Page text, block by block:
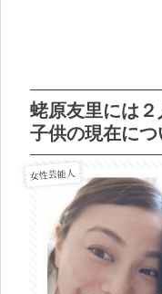
蛯原友里には
子供の現在につ
女性芸能人